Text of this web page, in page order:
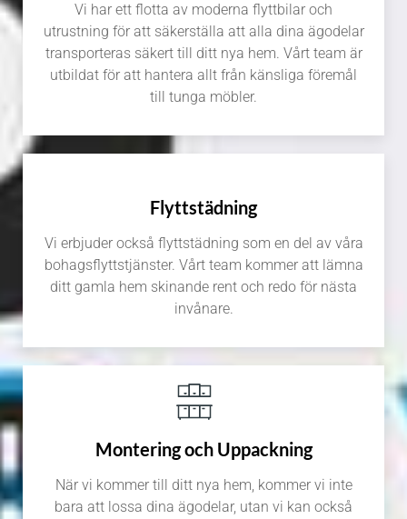
Vi har ett flotta av moderna flyttbilar och
utrustning för att säkerställa att alla dina ägodelar
transporteras säkert till ditt nya hem. Vårt team är
utbildat för att hantera allt från känsliga föremål
till tunga möbler.
Flyttstädning
Vi erbjuder också flyttstädning som en del av våra
bohagsflyttstjänster. Vårt team kommer att lämna
ditt gamla hem skinande rent och redo för nästa
invånare.
Montering och Uppackning
När vi kommer till ditt nya hem, kommer vi inte
bara att lossa dina ägodelar, utan vi kan också